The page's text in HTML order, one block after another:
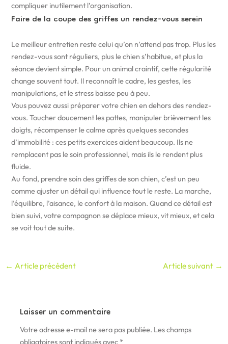
compliquer inutilement l’organisation.
Faire de la coupe des griffes un rendez-vous serein
Le meilleur entretien reste celui qu’on n’attend pas trop. Plus les
rendez-vous sont réguliers, plus le chien s’habitue, et plus la
séance devient simple. Pour un animal craintif, cette régularité
change souvent tout. Il reconnaît le cadre, les gestes, les
manipulations, et le stress baisse peu à peu.
Vous pouvez aussi préparer votre chien en dehors des rendez-
vous. Toucher doucement les pattes, manipuler brièvement les
doigts, récompenser le calme après quelques secondes
d’immobilité : ces petits exercices aident beaucoup. Ils ne
remplacent pas le soin professionnel, mais ils le rendent plus
fluide.
Au fond, prendre soin des griffes de son chien, c’est un peu
comme ajuster un détail qui influence tout le reste. La marche,
l’équilibre, l’aisance, le confort à la maison. Quand ce détail est
bien suivi, votre compagnon se déplace mieux, vit mieux, et cela
se voit tout de suite.
← Article précédent Article suivant →
Laisser un commentaire
Votre adresse e-mail ne sera pas publiée. Les champs
obligatoires sont indiqués avec *